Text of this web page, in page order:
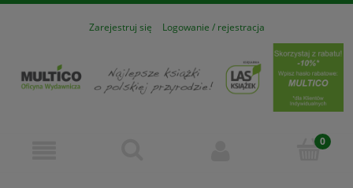
Zarejestruj się Logowanie / rejestracja